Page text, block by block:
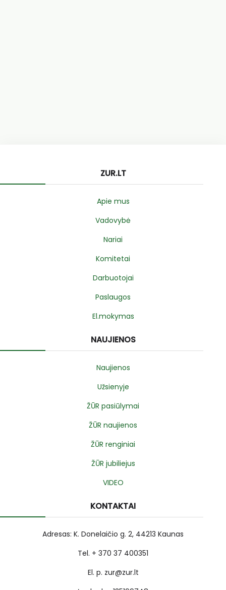
ZUR.LT
Apie mus
Vadovybė
Nariai
Komitetai
Darbuotojai
Paslaugos
El.mokymas
NAUJIENOS
Naujienos
Užsienyje
ŽŪR pasiūlymai
ŽŪR naujienos
ŽŪR renginiai
ŽŪR jubiliejus
VIDEO
KONTAKTAI
Adresas: K. Donelaičio g. 2, 44213 Kaunas
Tel. + 370 37 400351
El. p. zur@zur.lt